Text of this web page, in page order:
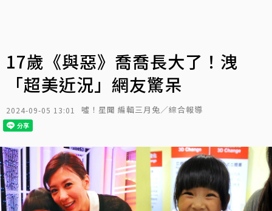
17歲《與惡》喬喬長大了！洩
「超美近況」網友驚呆
2024-09-05 13:01 噓！星聞 編輯三月兔／綜合報導